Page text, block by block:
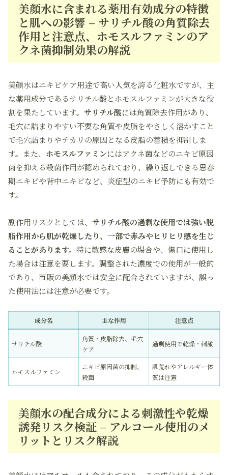
美顔水に含まれる薬用有効成分の特徴
と肌への影響 – サリチル酸の角質除去
作用と注意点、ホモスルファミンのア
クネ菌抑制効果の解説
美顔水はニキビケア用途で高い人気を誇る化粧水ですが、主
な薬用成分であるサリチル酸とホモスルファミンが大きな役
割を果たしています。 サリチル酸には角質除去作用があり、
毛穴に詰まりやすい不要な角質や皮脂をやさしく溶かすこと
で毛穴詰まりやテカリの原因となる皮脂の蓄積を抑制しま
す。また、 ホモスルファミンにはアクネ菌などのニキビ原因
菌を抑える殺菌作用が認められており、繰り返しできる思春
期ニキビや背中ニキビなど、炎症型のニキビ予防にも有効で
す。
副作用リスクとしては、 サリチル酸の過剰な使用では強い脱
脂作用から肌が乾燥したり、一部で赤みやヒリヒリ感を生じ
ることがあります。 特に敏感な皮膚の場合や、傷口に使用し
た場合は注意を要します。調整された濃度での使用が一般的
であり、市販の美顔水では安全に配合されていますが、誤っ
た使用法には注意が必要です。
成分名 主な作用 注意点
サリチル酸
角質・皮脂除去、毛穴
ケア
過剰使用で乾燥・刺激
ホモスルファミン
ニキビ原因菌の抑制、
殺菌
肌荒れやアレルギー体
質は注意
美顔水の配合成分による刺激性や乾燥
誘発リスク検証 – アルコール使用のメ
リットとリスク解説